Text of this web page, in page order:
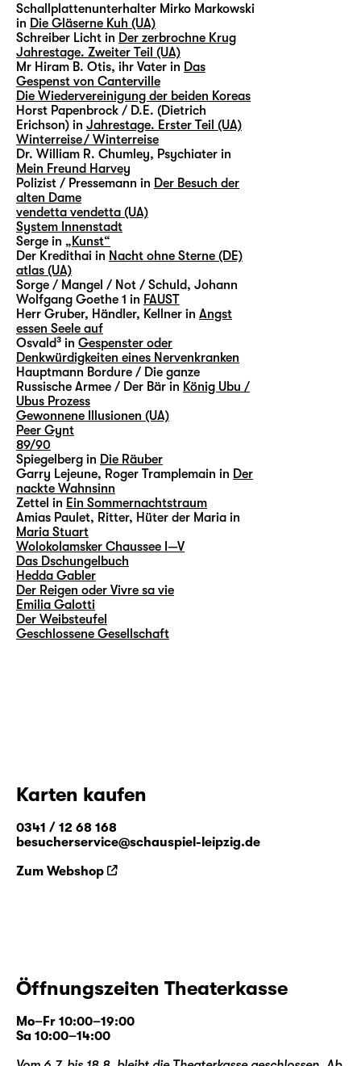
Schallplattenunterhalter Mirko Markowski
in Die Gläserne Kuh (UA)
Schreiber Licht in Der zerbrochne Krug
Jahrestage. Zweiter Teil (UA)
Mr Hiram B. Otis, ihr Vater in Das
Gespenst von Canterville
Die Wiedervereinigung der beiden Koreas
Horst Papenbrock / D.E. (Dietrich
Erichson) in Jahrestage. Erster Teil (UA)
Winterreise / Winterreise
Dr. William R. Chumley, Psychiater in
Mein Freund Harvey
Polizist / Pressemann in Der Besuch der
alten Dame
vendetta vendetta (UA)
System Innenstadt
Serge in „Kunst“
Der Kredithai in Nacht ohne Sterne (DE)
atlas (UA)
Sorge / Mangel / Not / Schuld, Johann
Wolfgang Goethe 1 in FAUST
Herr Gruber, Händler, Kellner in Angst
essen Seele auf
Osvald³ in Gespenster oder
Denkwürdigkeiten eines Nervenkranken
Hauptmann Bordure / Die ganze
Russische Armee / Der Bär in König Ubu /
Ubus Prozess
Gewonnene Illusionen (UA)
Peer Gynt
89/90
Spiegelberg in Die Räuber
Garry Lejeune, Roger Tramplemain in Der
nackte Wahnsinn
Zettel in Ein Sommernachtstraum
Amias Paulet, Ritter, Hüter der Maria in
Maria Stuart
Wolokolamsker Chaussee I—V
Das Dschungelbuch
Hedda Gabler
Der Reigen oder Vivre sa vie
Emilia Galotti
Der Weibsteufel
Geschlossene Gesellschaft
Karten kaufen
0341 / 12 68 168
besucherservice@schauspiel-leipzig.de
Zum Webshop
Öffnungszeiten Theaterkasse
Mo–Fr 10:00–19:00
Sa 10:00–14:00